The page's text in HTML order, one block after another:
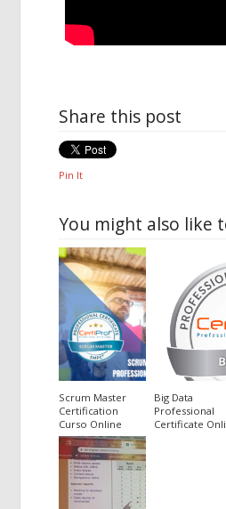
Share this post
Pin It
You might also like
Scrum Master
Certification
Curso Online
Big Data
Professional
Certificate